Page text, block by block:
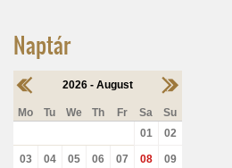
Naptár
2026 - August
Mo Tu We Th Fr Sa
Su
01
02
03 04 05 06 07 08 09